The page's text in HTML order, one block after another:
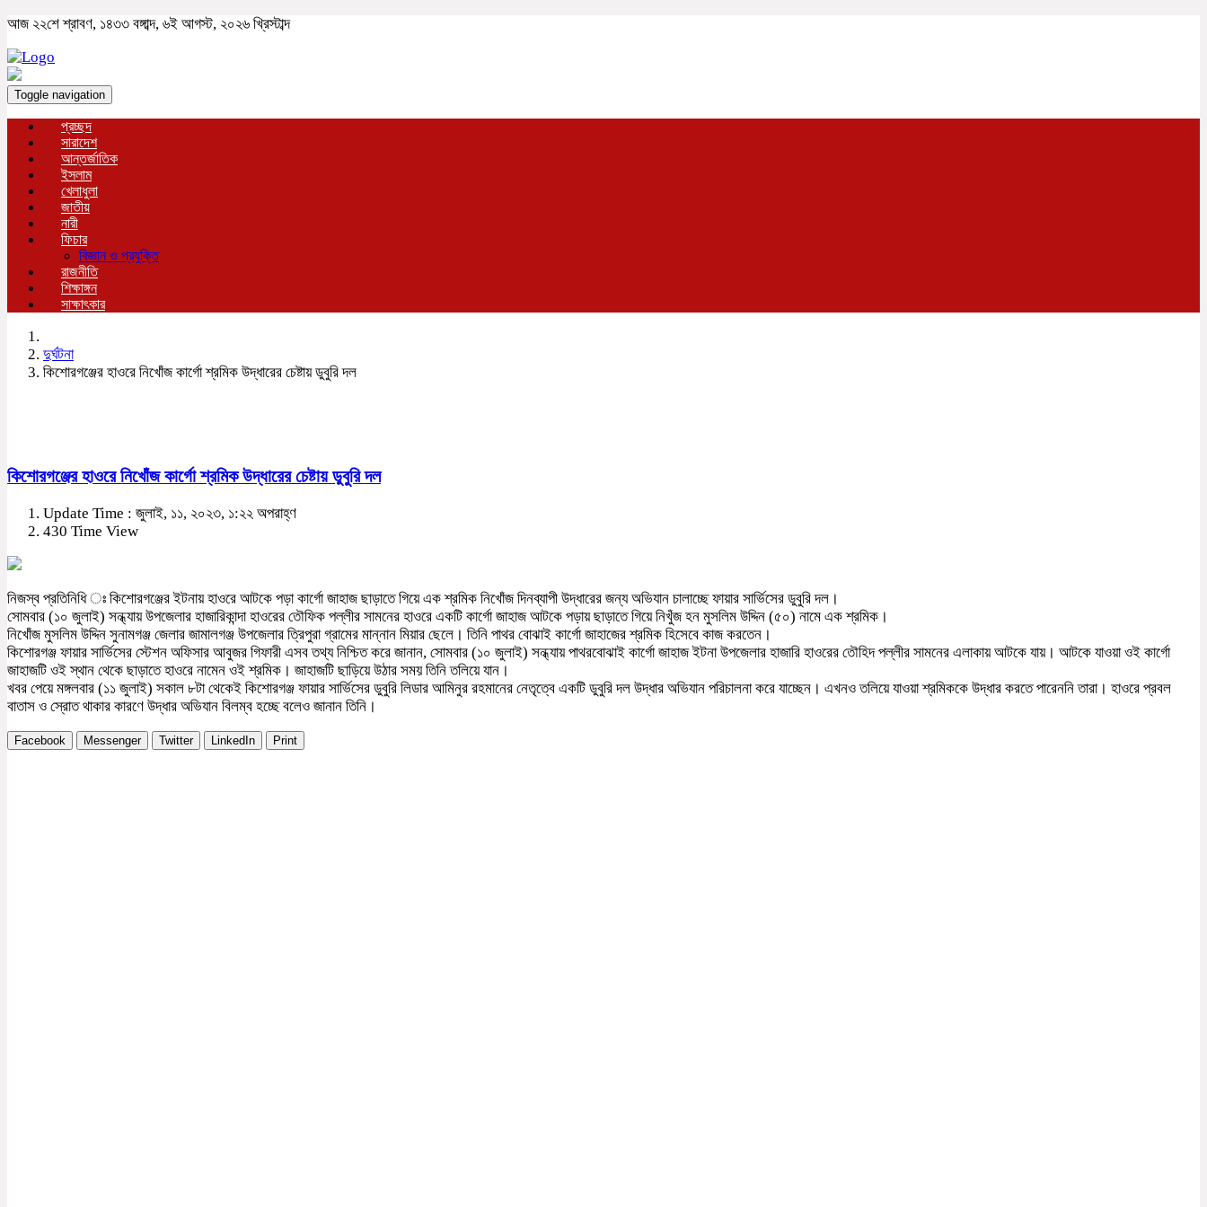
আজ ২২শে শ্রাবণ, ১৪৩৩ বঙ্গাব্দ, ৬ই আগস্ট, ২০২৬ খ্রিস্টাব্দ
Toggle navigation
প্রচ্ছদ
সারাদেশ
আন্তর্জাতিক
ইসলাম
খেলাধুলা
জাতীয়
নারী
ফিচার
বিজ্ঞান ও প্রযুক্তি
রাজনীতি
শিক্ষাঙ্গন
সাক্ষাৎকার
দুর্ঘটনা
কিশোরগঞ্জের হাওরে নিখোঁজ কার্গো শ্রমিক উদ্ধারের চেষ্টায় ডুবুরি দল
কিশোরগঞ্জের হাওরে নিখোঁজ কার্গো শ্রমিক উদ্ধারের চেষ্টায় ডুবুরি দল
Update Time : জুলাই, ১১, ২০২৩, ১:২২ অপরাহ্ণ
430 Time View
নিজস্ব প্রতিনিধি ঃ কিশোরগঞ্জের ইটনায় হাওরে আটকে পড়া কার্গো জাহাজ ছাড়াতে গিয়ে এক শ্রমিক নিখোঁজ দিনব্যাপী উদ্ধারের জন্য অভিযান চালাচ্ছে ফায়ার সার্ভিসের ডুবুরি দল।
সোমবার (১০ জুলাই) সন্ধ্যায় উপজেলার হাজারিকান্দা হাওরের তৌফিক পল্লীর সামনের হাওরে একটি কার্গো জাহাজ আটকে পড়ায় ছাড়াতে গিয়ে নিখুঁজ হন মুসলিম উদ্দিন (৫০) নামে এক শ্রমিক।
নিখোঁজ মুসলিম উদ্দিন সুনামগঞ্জ জেলার জামালগঞ্জ উপজেলার ত্রিপুরা গ্রামের মান্নান মিয়ার ছেলে। তিনি পাথর বোঝাই কার্গো জাহাজের শ্রমিক হিসেবে কাজ করতেন।
কিশোরগঞ্জ ফায়ার সার্ভিসের স্টেশন অফিসার আবুজর গিফারী এসব তথ্য নিশ্চিত করে জানান, সোমবার (১০ জুলাই) সন্ধ্যায় পাথরবোঝাই কার্গো জাহাজ ইটনা উপজেলার হাজারি হাওরের তৌহিদ পল্লীর সামনের এলাকায় আটকে যায়। আটকে যাওয়া ওই কার্গো
জাহাজটি ওই স্থান থেকে ছাড়াতে হাওরে নামেন ওই শ্রমিক। জাহাজটি ছাড়িয়ে উঠার সময় তিনি তলিয়ে যান।
খবর পেয়ে মঙ্গলবার (১১ জুলাই) সকাল ৮টা থেকেই কিশোরগঞ্জ ফায়ার সার্ভিসের ডুবুরি লিডার আমিনুর রহমানের নেতৃত্বে একটি ডুবুরি দল উদ্ধার অভিযান পরিচালনা করে যাচ্ছেন। এখনও তলিয়ে যাওয়া শ্রমিককে উদ্ধার করতে পারেননি তারা। হাওরে প্রবল
বাতাস ও স্রোত থাকার কারণে উদ্ধার অভিযান বিলম্ব হচ্ছে বলেও জানান তিনি।
Facebook Messenger Twitter LinkedIn Print